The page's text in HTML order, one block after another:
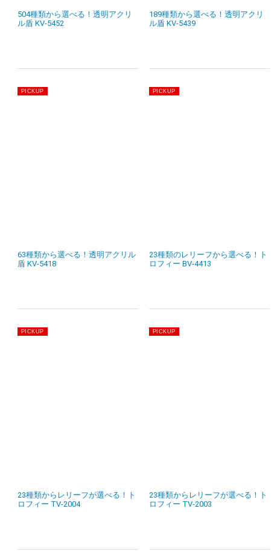
504種類から選べる！透明アクリ
ル盾 KV-5452
189種類から選べる！透明アクリ
ル盾 KV-5439
63種類から選べる！透明アクリル
盾 KV-5418
23種類のレリーフから選べる！ト
ロフィー BV-4413
23種類からレリーフが選べる！ト
ロフィー TV-2004
23種類からレリーフが選べる！ト
ロフィー TV-2003